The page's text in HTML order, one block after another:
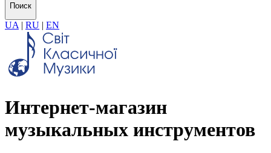
Поиск
UA | RU | EN
Интернет-магазин
музыкальных инструментов